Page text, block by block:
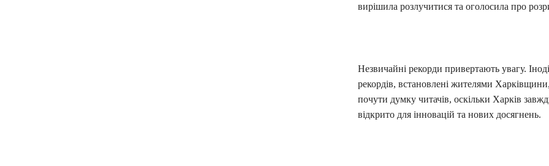
вирішила розлучитися та оголосила про
Незвичайні рекорди привертають увагу.
рекордів, встановлені жителями
почути думку читачів, оскільки Харків
відкрито для інновацій та нових досягнень.